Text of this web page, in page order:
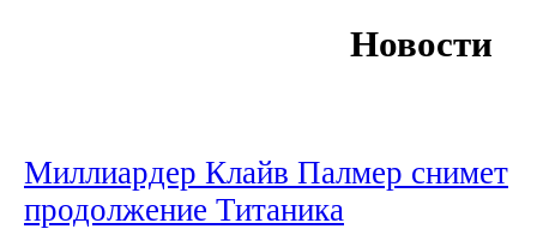
Новости
Миллиардер Клайв Палмер снимет
продолжение Титаника